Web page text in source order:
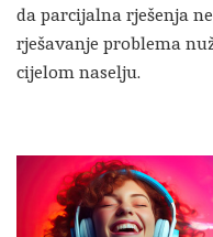
da parcijalna rješenja
rješavanje problema
cijelom naselju.